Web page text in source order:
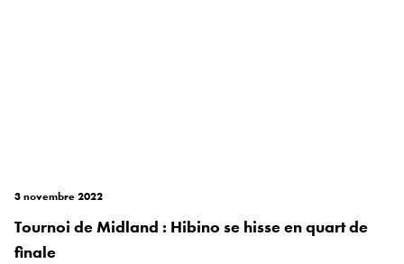
3 novembre 2022
Tournoi de Midland : Hibino se hisse en quart de
finale